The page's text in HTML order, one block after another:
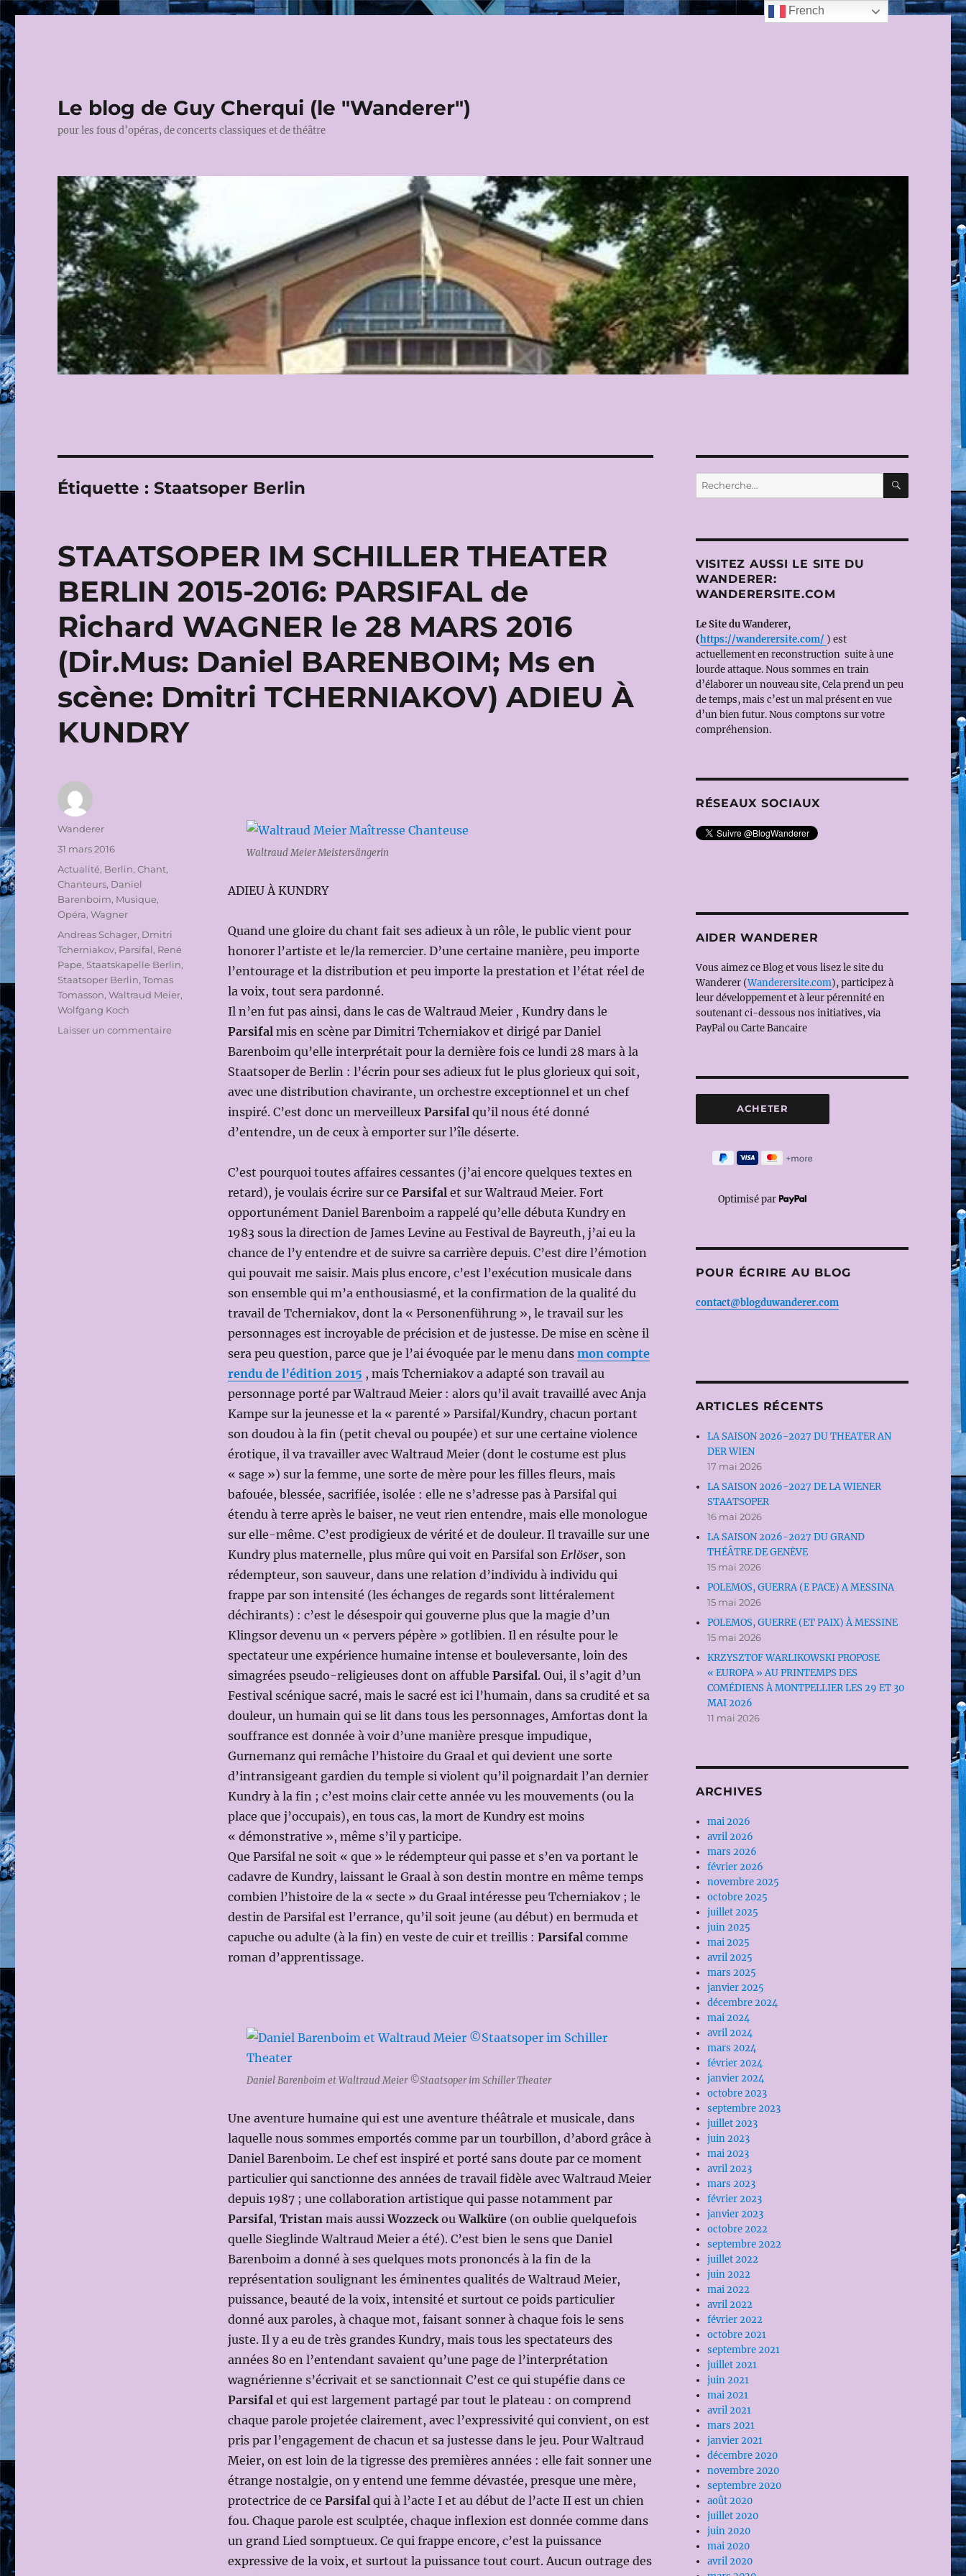
Le blog de Guy Cherqui (le "Wanderer")
pour les fous d’opéras, de concerts classiques et de théâtre
Étiquette :Staatsoper Berlin
STAATSOPER IM SCHILLER THEATER
BERLIN 2015-2016: PARSIFAL de
Richard WAGNER le 28 MARS 2016
(Dir.Mus: Daniel BARENBOIM; Ms en
scène: Dmitri TCHERNIAKOV) ADIEU À
KUNDRY
Waltraud Meier Meistersängerin
ADIEU À KUNDRY
Quand une gloire du chant fait ses adieux à un rôle, le public vient pour
honorer l’artiste et le/la remercier. D’une certaine manière, peu importe
l’entourage et la distribution et peu importe la prestation et l’état réel de
la voix, tout sera pardonné.
Il n’en fut pas ainsi, dans le cas de Waltraud Meier , Kundry dans le
Parsifalmis en scène par Dimitri Tcherniakov et dirigé par Daniel
Barenboim qu’elle interprétait pour la dernière fois ce lundi 28 mars à la
Staatsoper de Berlin : l’écrin pour ses adieux fut le plus glorieux qui soit,
avec une distribution chavirante, un orchestre exceptionnel et un chef
inspiré. C’est donc un merveilleux Parsifalqu’il nous été donné
d’entendre, un de ceux à emporter sur l’île déserte.
C’est pourquoi toutes affaires cessantes (j’ai encore quelques textes en
retard), je voulais écrire sur ce Parsifalet sur Waltraud Meier. Fort
opportunément Daniel Barenboim a rappelé qu’elle débuta Kundry en
1983 sous la direction de James Levine au Festival de Bayreuth, j’ai eu la
chance de l’y entendre et de suivre sa carrière depuis. C’est dire l’émotion
qui pouvait me saisir. Mais plus encore, c’est l’exécution musicale dans
son ensemble qui m’a enthousiasmé, et la confirmation de la qualité du
travail de Tcherniakov, dont la « Personenführung », le travail sur les
personnages est incroyable de précision et de justesse. De mise en scène il
sera peu question, parce que je l’ai évoquée par le menu dans mon compte
rendu de l’édition 2015 , mais Tcherniakov a adapté son travail au
personnage porté par Waltraud Meier : alors qu’il avait travaillé avec Anja
Kampe sur la jeunesse et la « parenté » Parsifal/Kundry, chacun portant
son doudou à la fin (petit cheval ou poupée) et sur une certaine violence
érotique, il va travailler avec Waltraud Meier (dont le costume est plus
« sage ») sur la femme, une sorte de mère pour les filles fleurs, mais
bafouée, blessée, sacrifiée, isolée : elle ne s’adresse pas à Parsifal qui
étendu à terre après le baiser, ne veut rien entendre, mais elle monologue
sur elle-même. C’est prodigieux de vérité et de douleur. Il travaille sur une
Kundry plus maternelle, plus mûre qui voit en Parsifal son Erlöser, son
rédempteur, son sauveur, dans une relation d’individu à individu qui
frappe par son intensité (les échanges de regards sont littéralement
déchirants) : c’est le désespoir qui gouverne plus que la magie d’un
Klingsor devenu un « pervers pépère » gotlibien. Il en résulte pour le
spectateur une expérience humaine intense et bouleversante, loin des
simagrées pseudo-religieuses dont on affuble Parsifal. Oui, il s’agit d’un
Festival scénique sacré, mais le sacré est ici l’humain, dans sa crudité et sa
douleur, un humain qui se lit dans tous les personnages, Amfortas dont la
souffrance est donnée à voir d’une manière presque impudique,
Gurnemanz qui remâche l’histoire du Graal et qui devient une sorte
d’intransigeant gardien du temple si violent qu’il poignardait l’an dernier
Kundry à la fin ; c’est moins clair cette année vu les mouvements (ou la
place que j’occupais), en tous cas, la mort de Kundry est moins
« démonstrative », même s’il y participe.
Que Parsifal ne soit « que » le rédempteur qui passe et s’en va portant le
cadavre de Kundry, laissant le Graal à son destin montre en même temps
combien l’histoire de la « secte » du Graal intéresse peu Tcherniakov ; le
destin de Parsifal est l’errance, qu’il soit jeune (au début) en bermuda et
capuche ou adulte (à la fin) en veste de cuir et treillis : Parsifal comme
roman d’apprentissage.
Daniel Barenboim et Waltraud Meier ©Staatsoper im Schiller Theater
Une aventure humaine qui est une aventure théâtrale et musicale, dans
laquelle nous sommes emportés comme par un tourbillon, d’abord grâce à
Daniel Barenboim. Le chef est inspiré et porté sans doute par ce moment
particulier qui sanctionne des années de travail fidèle avec Waltraud Meier
depuis 1987 ; une collaboration artistique qui passe notamment par
Parsifal, Tristanmais aussiWozzeckouWalküre(on oublie quelquefois
quelle Sieglinde Waltraud Meier a été). C’est bien le sens que Daniel
Barenboim a donné à ses quelques mots prononcés à la fin de la
représentation soulignant les éminentes qualités de Waltraud Meier,
puissance, beauté de la voix, intensité et surtout ce poids particulier
donné aux paroles, à chaque mot, faisant sonner à chaque fois le sens
juste. Il y a eu de très grandes Kundry, mais tous les spectateurs des
années 80 en l’entendant savaient qu’une page de l’interprétation
wagnérienne s’écrivait et se sanctionnait C’est ce qui stupéfie dans ce
Parsifal et qui est largement partagé par tout le plateau : on comprend
chaque parole projetée clairement, avec l’expressivité qui convient, on est
pris par l’engagement de chacun et sa justesse dans le jeu. Pour Waltraud
Meier, on est loin de la tigresse des premières années : elle fait sonner une
étrange nostalgie, on y entend une femme dévastée, presque une mère,
protectrice de ce Parsifalqui à l’acte I et au début de l’acte II est un chien
fou. Chaque parole est sculptée, chaque inflexion est donnée comme dans
un grand Lied somptueux. Ce qui frappe encore, c’est la puissance
expressive de la voix, et surtout la puissance tout court. Aucun outrage des
Auteur
Wanderer
Publié
31 mars 2016
Catégories
Actualité, Berlin,Chant,
Chanteurs, Daniel
Barenboim, Musique,
Opéra,Wagner
Étiquettes
Andreas Schager, Dmitri
Tcherniakov, Parsifal, René
Pape, Staatskapelle Berlin,
Staatsoper Berlin,Tomas
Tomasson,Waltraud Meier,
Wolfgang Koch
Laisser un commentairesur
BARENBOIM;
TCHERNIAKOV)
Recherche
pour :
VISITEZ AUSSI LE SITE DU
WANDERER:
WANDERERSITE.COM
Le Site du Wanderer,
(https://wanderersite.com/ ) est
actuellement en reconstruction suite à une
lourde attaque. Nous sommes en train
d’élaborer un nouveau site, Cela prend un peu
de temps, mais c’est un mal présent en vue
d’un bien futur. Nous comptons sur votre
compréhension.
RÉSEAUX SOCIAUX
AIDER WANDERER
Vous aimez ce Blog et vous lisez le site du
Wanderer (Wanderersite.com), participez à
leur développement et à leur pérennité en
soutenant ci-dessous nos initiatives, via
PayPal ou Carte Bancaire
Optimisé par
POUR ÉCRIRE AU BLOG
contact@blogduwanderer.com
ARTICLES RÉCENTS
LA SAISON 2026-2027 DU THEATER AN
DER WIEN
17 mai 2026
LA SAISON 2026-2027 DE LA WIENER
STAATSOPER
16 mai 2026
LA SAISON 2026-2027 DU GRAND
THÉÂTRE DE GENÈVE
15 mai 2026
POLEMOS, GUERRA (E PACE) A MESSINA
15 mai 2026
POLEMOS, GUERRE (ET PAIX) À MESSINE
15 mai 2026
KRZYSZTOF WARLIKOWSKI PROPOSE
« EUROPA » AU PRINTEMPS DES
COMÉDIENS À MONTPELLIER LES 29 ET 30
MAI 2026
11 mai 2026
ARCHIVES
mai 2026
avril 2026
mars 2026
février 2026
novembre 2025
octobre 2025
juillet 2025
juin 2025
mai 2025
avril 2025
mars 2025
janvier 2025
décembre 2024
mai 2024
avril 2024
mars 2024
février 2024
janvier 2024
octobre 2023
septembre 2023
juillet 2023
juin 2023
mai 2023
avril 2023
mars 2023
février 2023
janvier 2023
octobre 2022
septembre 2022
juillet 2022
juin 2022
mai 2022
avril 2022
février 2022
octobre 2021
septembre 2021
juillet 2021
juin 2021
mai 2021
avril 2021
mars 2021
janvier 2021
décembre 2020
novembre 2020
septembre 2020
août 2020
juillet 2020
juin 2020
mai 2020
avril 2020
French